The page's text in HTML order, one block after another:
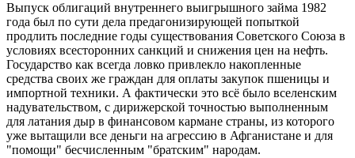
Выпуск облигаций внутреннего выигрышного займа 1982
года был по сути дела предагонизирующей попыткой
продлить последние годы существования Советского Союза в
условиях всесторонних санкций и снижения цен на нефть.
Государство как всегда ловко привлекло накопленные
средства своих же граждан для оплаты закупок пшеницы и
импортной техники. А фактически это всё было вселенским
надувательством, с дирижерской точностью выполненным
для латания дыр в финансовом кармане страны, из которого
уже вытащили все деньги на агрессию в Афганистане и для
"помощи" бесчисленным "братским" народам.